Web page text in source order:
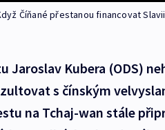
Číňané přestanou financovat
Jaroslav Kubera (ODS)
s čínským
na Tchaj-wan stále